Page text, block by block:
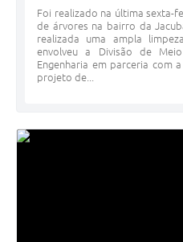
Foi realizado na última sexta-
de árvores na bairro da
realizada uma ampla
envolveu a Divisão de
Engenharia em parceria com
projeto de...